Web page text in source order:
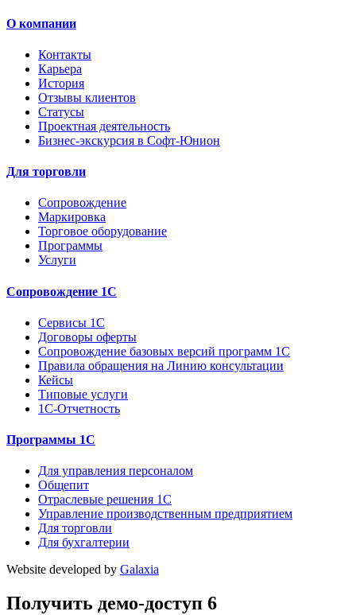
О компании
Контакты
Карьера
История
Отзывы клиентов
Статусы
Проектная деятельность
Бизнес-экскурсия в Софт-Юнион
Для торговли
Сопровождение
Маркировка
Торговое оборудование
Программы
Услуги
Сопровождение 1С
Сервисы 1С
Договоры оферты
Сопровождение базовых версий программ 1С
Правила обращения на Линию консультации
Кейсы
Типовые услуги
1С-Отчетность
Программы 1С
Для управления персоналом
Общепит
Отраслевые решения 1С
Управление производственным предприятием
Для торговли
Для бухгалтерии
Website developed by Galaxia
Получить демо-доступ 6